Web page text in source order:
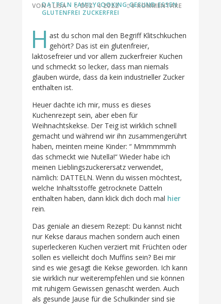
VON LISA DEZ. 4 2022 0 KOMMENTARE
DATTELN FAMILYCOOKING GESUND ESSEN
GLUTENFREI ZUCKERFREI
H ast du schon mal den Begriff Klitschkuchen
gehört? Das ist ein glutenfreier,
laktosefreier und vor allem zuckerfreier Kuchen
und schmeckt so lecker, dass man niemals
glauben würde, dass da kein industrieller Zucker
enthalten ist.
Heuer dachte ich mir, muss es dieses
Kuchenrezept sein, aber eben für
Weihnachtskekse. Der Teig ist wirklich schnell
gemacht und während wir ihn zusammengerührt
haben, meinten meine Kinder: “ Mmmmmmh
das schmeckt wie Nutella!“ Wieder habe ich
meinen Lieblingszuckerersatz verwendet,
nämlich: DATTELN. Wenn du wissen möchtest,
welche Inhaltsstoffe getrocknete Datteln
enthalten haben, dann klick dich doch mal hier
rein.
Das geniale an diesem Rezept: Du kannst nicht
nur Kekse daraus machen sondern auch einen
superleckeren Kuchen verziert mit Früchten oder
sollen es vielleicht doch Muffins sein? Bei mir
sind es wie gesagt die Kekse geworden. Ich kann
sie wirklich nur weiterempfehlen und sie können
mit ruhigem Gewissen genascht werden. Auch
als gesunde Jause für die Schulkinder sind sie